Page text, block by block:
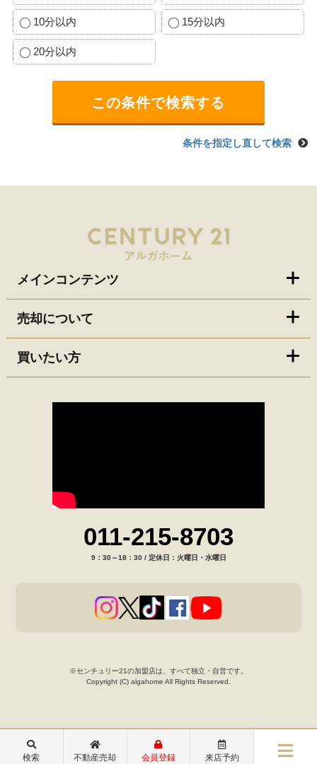
10分以内 15分以内
20分以内
条件を指定し直して検索
メインコンテンツ
売却について
買いたい方
011-215-8703
9：30～18：30 / 定休日：火曜日・水曜日
※センチュリー21の加盟店は、すべて独立・自営です。
Copyright (C) algahome All Rights Reserved.
検索 不動産売却 会員登録 来店予約